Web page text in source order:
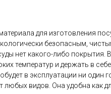
для изготовления
безопасным,
нет какого-либо покрытия.
температур и держать в
в эксплуатации ни один
любых видов. Она удобна как